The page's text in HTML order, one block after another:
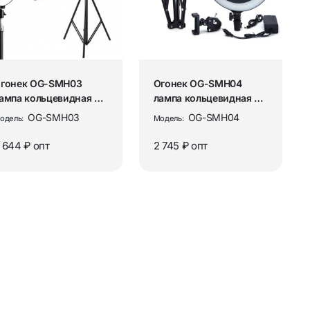
Аудиокабели и переходники
Разъёмы и переходники ТВ / RF
Рации и аксессуары
Аксессуары для раций
OG-SMH03
кольцевидная со
(36см)
OG-SMH03
644 ₽ опт
Огонек OG-SMH04
лампа кольцевидная со
штативом (30см)
Модель: OG-SMH04
2 745 ₽опт